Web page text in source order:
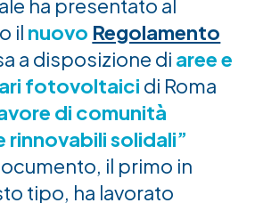
ha presentato al
il nuovo Regolamento
a disposizione di aree e
fotovoltaici di Roma
di comunità
rinnovabili solidali”
il primo in
tipo, ha lavorato